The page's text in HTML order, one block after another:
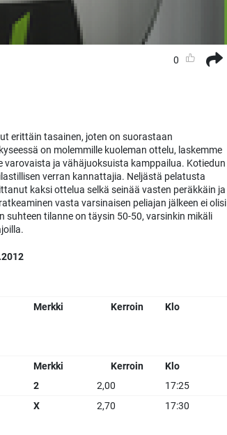
0
erittäin tasainen, joten on suorastaan
on molemmille kuoleman ottelu, laskemme
varovaista ja vähäjuoksuista kamppailua. Kotiedun
verran kannattajia. Neljästä pelatusta
kaksi ottelua selkä seinää vasten peräkkäin ja
vasta varsinaisen peliajan jälkeen ei olisi
tilanne on täysin 50-50, varsinkin mikäli
Merkki Kerroin Klo
Merkki Kerroin
Klo
2 2,00
17:25
X 2,70 17:30